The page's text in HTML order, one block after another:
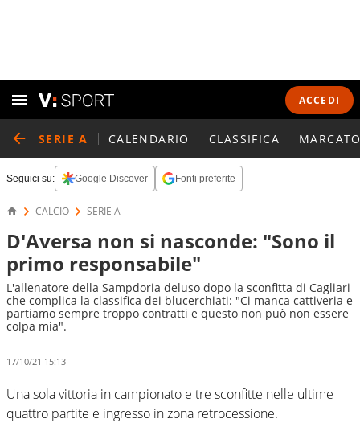
ACCEDI
SERIE A CALENDARIO CLASSIFICA
Seguici su: Google Discover Fonti preferite
CALCIO SERIE A
D'Aversa non si nasconde: "Sono il
primo responsabile"
L'allenatore della Sampdoria deluso dopo la sconfitta di Cagliari
che complica la classifica dei blucerchiati: "Ci manca cattiveria e
partiamo sempre troppo contratti e questo non può non essere
colpa mia".
17/10/21 15:13
Una sola vittoria in campionato e tre sconfitte nelle ultime
quattro partite e ingresso in zona retrocessione.